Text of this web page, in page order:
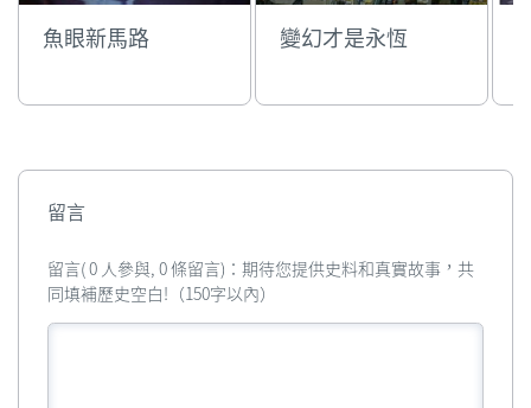
魚眼新馬路 變幻才是永恆
留言
留言( 0 人參與, 0 條留言)：期待您提供史料和真實故事，共
同填補歷史空白!（150字以內）